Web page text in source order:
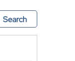
Search